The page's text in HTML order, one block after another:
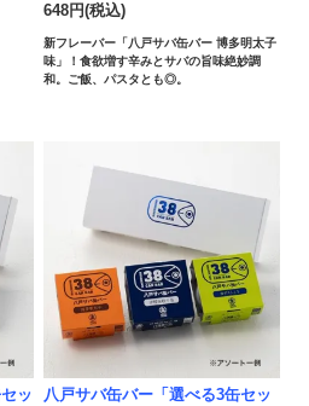
648円(税込)
新フレーバー「八戸サバ缶バー 博多明太子
味」！食欲増す辛みとサバの旨味絶妙調
和。ご飯、パスタとも◎。
ッ
八戸サバ缶バー「選べる3缶セッ